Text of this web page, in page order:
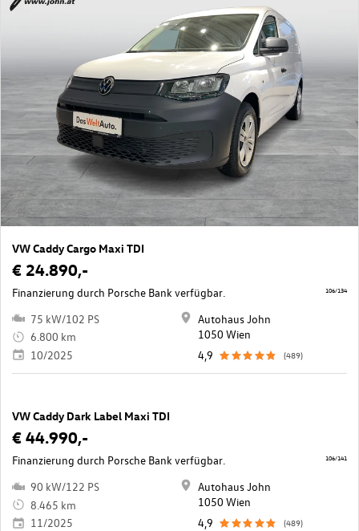
VW Caddy Cargo Maxi TDI
€ 24.890,-
Finanzierung durch Porsche Bank verfügbar.
75 kW/102 PS
6.800 km
10/2025
Autohaus John
1050 Wien
4,9
(489)
106/134
VW Caddy Dark Label Maxi TDI
€ 44.990,-
Finanzierung durch Porsche Bank verfügbar.
90 kW/122 PS
8.465 km
11/2025
Autohaus John
1050 Wien
4,9
(489)
106/141